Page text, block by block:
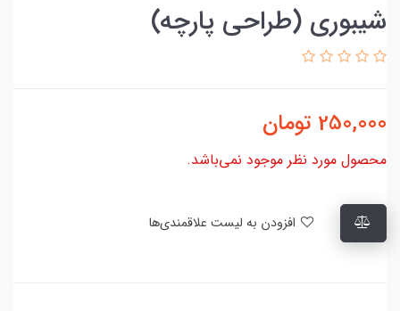
شیبوری (طراحی پارچه)
250,000 تومان
محصول مورد نظر موجود نمی‌باشد.